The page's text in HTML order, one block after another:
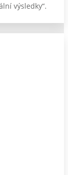
výsledky“.